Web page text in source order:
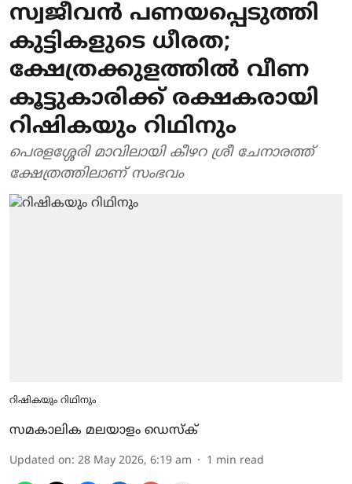
സ്വജീവൻ പണയപ്പെടുത്തി
കുട്ടികളുടെ ധീരത;
ക്ഷേത്രക്കുളത്തിൽ വീണ
കൂട്ടുകാരിക്ക് രക്ഷകരായി
റിഷികയും റിഥിനും
പെരളശ്ശേരി മാവിലായി കീഴറ ശ്രീ ചേനാരത്ത്
ക്ഷേത്രത്തിലാണ് സംഭവം
റിഷികയും റിഥിനും
സമകാലിക മലയാളം ഡെസ്ക്
Updated on: 28 May 2026, 6:19 am 1 min read